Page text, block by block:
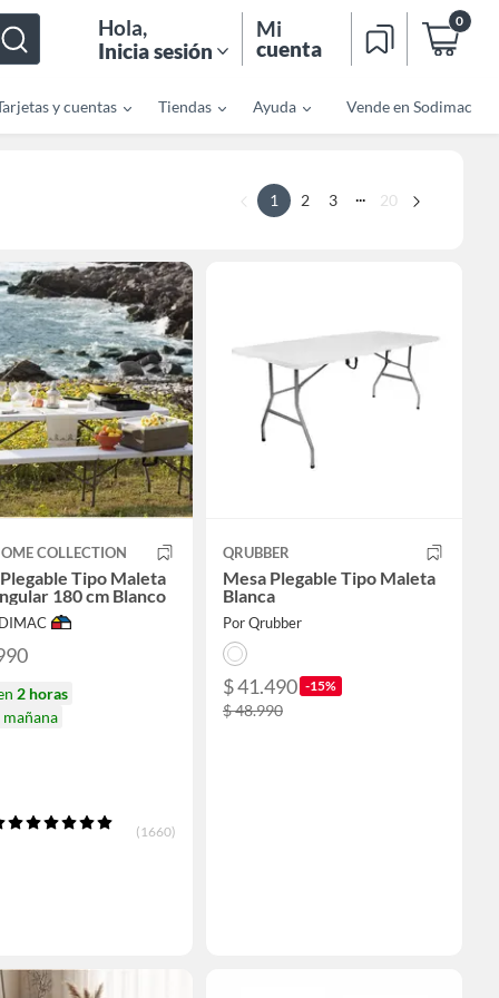
Hola,
Inicia sesión
Mi
cuenta
0
y cuentas Tiendas Ayuda Vende en Sodimac
1 2 3 ... 20
COLLECTION
Tipo Maleta
180 cm Blanco
2 horas
(1660)
QRUBBER
Mesa Plegable Tipo Maleta
Blanca
Por Qrubber
$ 41.490 -15%
$ 48.990